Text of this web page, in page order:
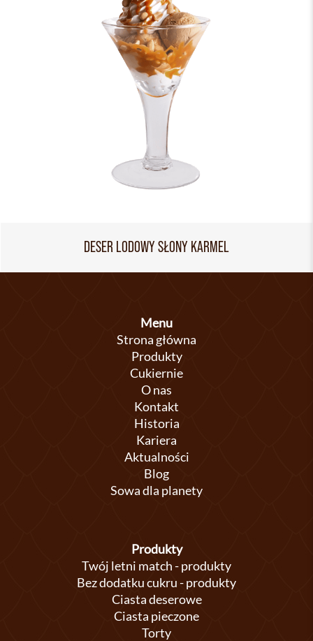
DESER LODOWY SŁONY KARMEL
Menu
Strona główna
Produkty
Cukiernie
O nas
Kontakt
Historia
Kariera
Aktualności
Blog
Sowa dla planety
Produkty
Twój letni match - produkty
Bez dodatku cukru - produkty
Ciasta deserowe
Ciasta pieczone
Torty